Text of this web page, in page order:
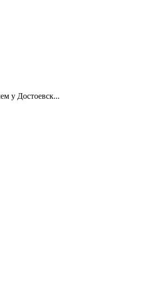
у Достоевск...